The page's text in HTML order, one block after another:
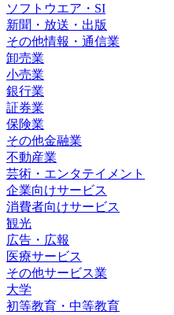
ソフトウエア・SI
新聞・放送・出版
その他情報・通信業
卸売業
小売業
銀行業
証券業
保険業
その他金融業
不動産業
芸術・エンタテイメント
企業向けサービス
消費者向けサービス
観光
広告・広報
医療サービス
その他サービス業
大学
初等教育・中等教育